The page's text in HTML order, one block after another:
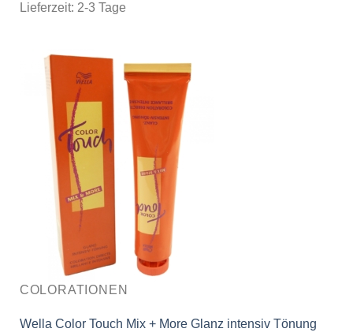
Lieferzeit: 2-3 Tage
COLORATIONEN
Wella Color Touch Mix + More Glanz intensiv Tönung